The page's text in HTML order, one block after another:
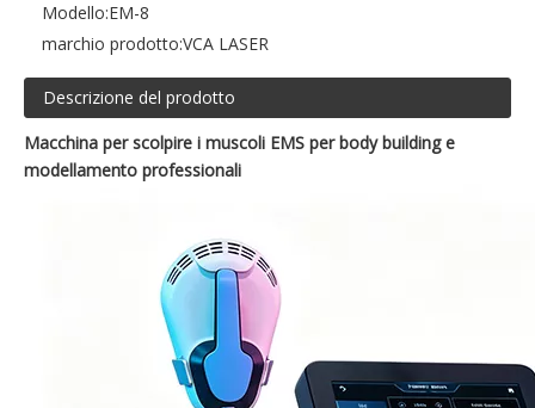
Modello:EM-8
marchio prodotto:VCA LASER
Descrizione del prodotto
Macchina per scolpire i muscoli EMS per body building e
modellamento professionali